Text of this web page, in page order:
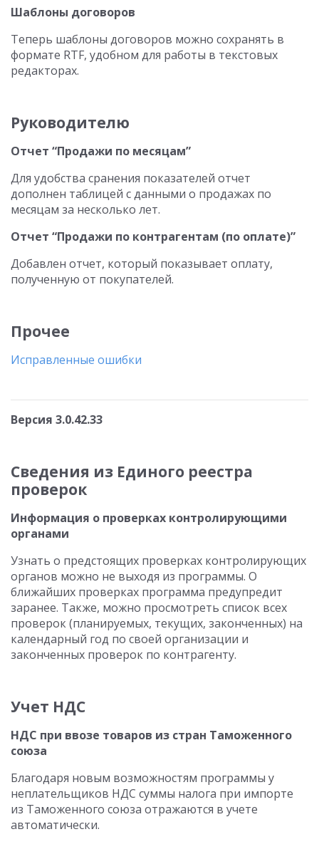
Шаблоны договоров
Теперь шаблоны договоров можно сохранять в
формате RTF, удобном для работы в текстовых
редакторах.
Руководителю
Отчет “Продажи по месяцам”
Для удобства сранения показателей отчет
дополнен таблицей с данными о продажах по
месяцам за несколько лет.
Отчет “Продажи по контрагентам (по оплате)”
Добавлен отчет, который показывает оплату,
полученную от покупателей.
Прочее
Исправленные ошибки
Версия 3.0.42.33
Сведения из Единого реестра
проверок
Информация о проверках контролирующими
органами
Узнать о предстоящих проверках контролирующих
органов можно не выходя из программы. О
ближайших проверках программа предупредит
заранее. Также, можно просмотреть список всех
проверок (планируемых, текущих, законченных) на
календарный год по своей организации и
законченных проверок по контрагенту.
Учет НДС
НДС при ввозе товаров из стран Таможенного
союза
Благодаря новым возможностям программы у
неплательщиков НДС суммы налога при импорте
из Таможенного союза отражаются в учете
автоматически.